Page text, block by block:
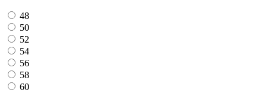
48
50
52
54
56
58
60